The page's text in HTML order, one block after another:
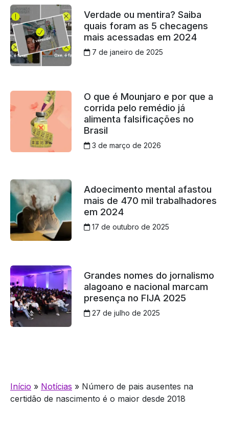
Verdade ou mentira? Saiba
quais foram as 5 checagens
mais acessadas em 2024
7 de janeiro de 2025
O que é Mounjaro e por que a
corrida pelo remédio já
alimenta falsificações no
Brasil
3 de março de 2026
Adoecimento mental afastou
mais de 470 mil trabalhadores
em 2024
17 de outubro de 2025
Grandes nomes do jornalismo
alagoano e nacional marcam
presença no FIJA 2025
27 de julho de 2025
Início » Notícias » Número de pais ausentes na
certidão de nascimento é o maior desde 2018